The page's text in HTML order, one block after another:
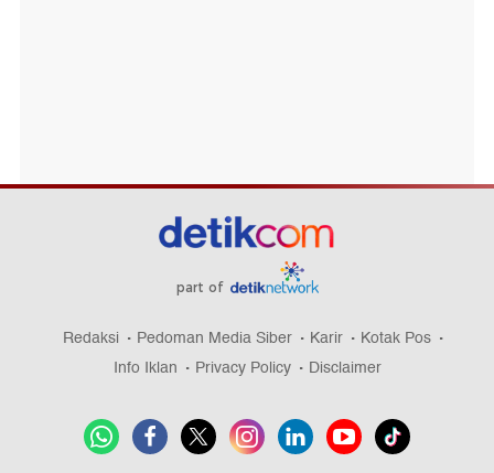
part of
Redaksi Pedoman Media Siber Karir
Kotak Pos
Info Iklan
Privacy Policy Disclaimer